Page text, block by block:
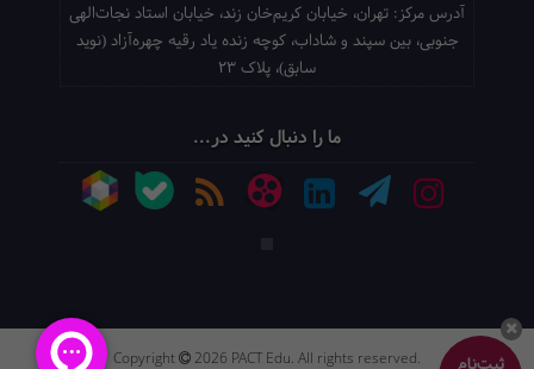
آدرس مرکز: تهران، خیابان کریم‌خان زند، خیابان استاد نجات‌الهی
جنوبی، بین سپند و شاداب، کوچه زنده یاد رقیه چهره‌آزاد (نوید
سابق)، پلاک 23
ما را دنبال کنید در...
Copyright 2026 PACT Edu. All rights reserved.